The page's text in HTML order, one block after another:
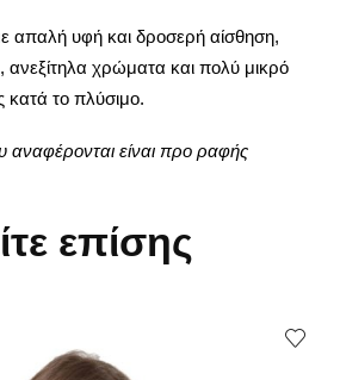
υφή και δροσερή αίσθηση,
ανεξίτηλα χρώματα και πολύ μικρό
το πλύσιμο.
αναφέρονται είναι προ ραφής
επίσης